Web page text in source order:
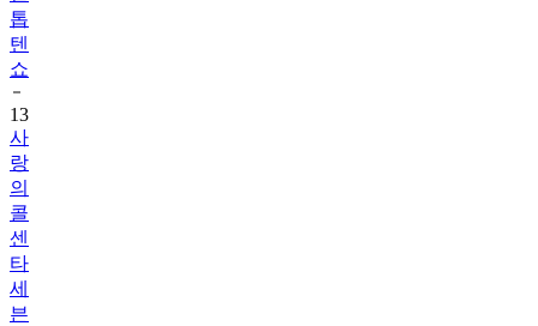
톱
텐
쇼
13
사
랑
의
콜
센
타
세
븐